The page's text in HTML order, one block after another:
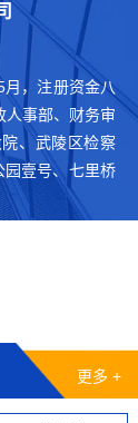
，注册资金八
人事部、财务审
、武陵区检察
园壹号、七里桥
更多 +